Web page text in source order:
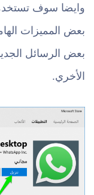
وايضا سوف
بعض المميزات
الأخري.